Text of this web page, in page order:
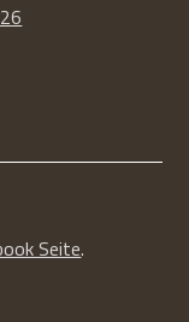
Seite.